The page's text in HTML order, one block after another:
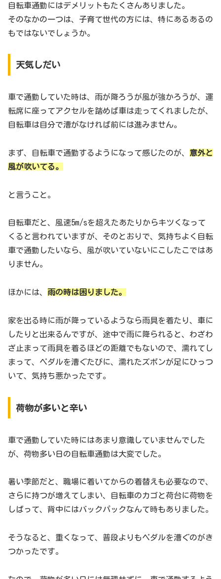
自転車通勤にはデメリットもたくさんありました。
そのなかの一つは、子育て世代の方には、特にあるあるの
もではないでしょうか。
天気しだい
車で通勤していた時は、雨が降ろうが風が強かろうが、運
転席に座ってアクセルを踏めば車は走ってくれましたが、
自転車は自分で漕がなければ前には進みません。
まず、自転車で通勤するようになって感じたのが、 意外と
風が吹いてる。
と言うこと。
自転車だと、風速5m/sを超えたあたりからキツくなって
くると言われていますが、そのとおりで、気持ちよく自転
車で通勤したいなら、風が吹いていないにこしたこではあ
りません。
ほかには、 雨の時は困りました。
家を出る時に雨が降っているようなら雨具を着たり、車に
したりと出来るんですが、途中で雨に降られると、わざわ
ざ止まって雨具を着るほどの距離でもないので、濡れてし
まって、ペダルを漕ぐたびに、濡れたズボンが足にひっつ
いて、気持ち悪かったです。
荷物が多いと辛い
車で通勤していた時にはあまり意識していませんでした
が、荷物多い日の自転車通勤は大変でした。
暑い季節だと、職場に着いてからの着替えも必要なので、
さらに持つが増えてしまい、自転車のカゴと荷台に荷物を
しばって、背中にはバックパックなんて時もありました。
そうなると、重くなって、普段よりもペダルを漕ぐのがき
つかったです。